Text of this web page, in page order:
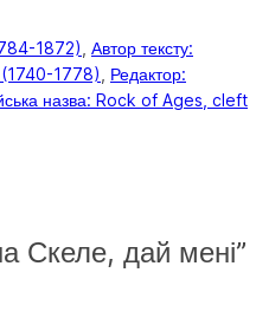
1872) Автор тексту:
1778)
Редактор:
назва: Rock of Ages, cleft
Скеле, дай мені”